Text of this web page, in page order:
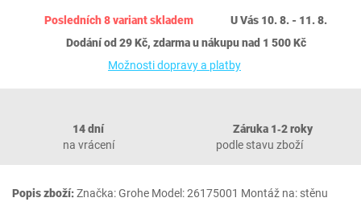
Posledních 8 variant skladem
U Vás 10. 8. - 11. 8.
Dodání od 29 Kč, zdarma u nákupu nad 1 500 Kč
Možnosti dopravy a platby
14 dní
na vrácení
Záruka 1‐2 roky
podle stavu zboží
Popis zboží:Značka: Grohe Model: 26175001 Montáž na: stěnu